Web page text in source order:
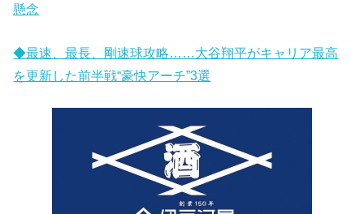
懸念
◆最速、最長、剛速球攻略……大谷翔平がキャリア最高
を更新した前半戦“豪快アーチ”3選